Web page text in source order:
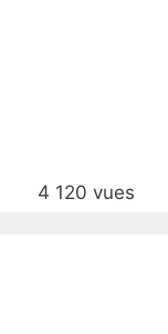
4 120 vues